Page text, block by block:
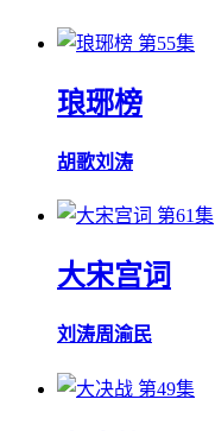
第55集
琅琊榜
胡歌刘涛
第61集
大宋宫词
刘涛周渝民
第49集